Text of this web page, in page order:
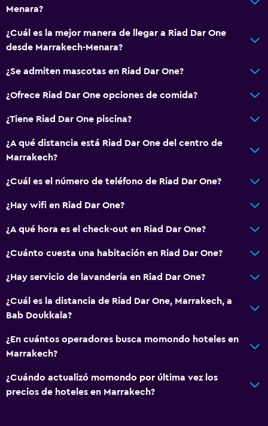
Chimenea
Servicio de conserjería
Recepción 24 horas
Piscina pequeña
Sistema de entretenimiento
Salud y seguridad
Caja fuerte
Menara?
¿Cuál es la mejor manera de llegar a Riad Dar One
desde Marrakech-Menara?
¿Se admiten mascotas en Riad Dar One?
¿Ofrece Riad Dar One opciones de comida?
¿Tiene Riad Dar One piscina?
¿A qué distancia está Riad Dar One del centro de
Marrakech?
¿Cuál es el número de teléfono de Riad Dar One?
¿Hay wifi en Riad Dar One?
¿A qué hora es el check-out en Riad Dar One?
¿Cuánto cuesta una habitación en Riad Dar One?
¿Hay servicio de lavandería en Riad Dar One?
¿Cuál es la distancia de Riad Dar One, Marrakech, a
Bab Doukkala?
¿En cuántos operadores busca momondo hoteles en
Marrakech?
¿Cuándo actualizó momondo por última vez los
precios de hoteles en Marrakech?